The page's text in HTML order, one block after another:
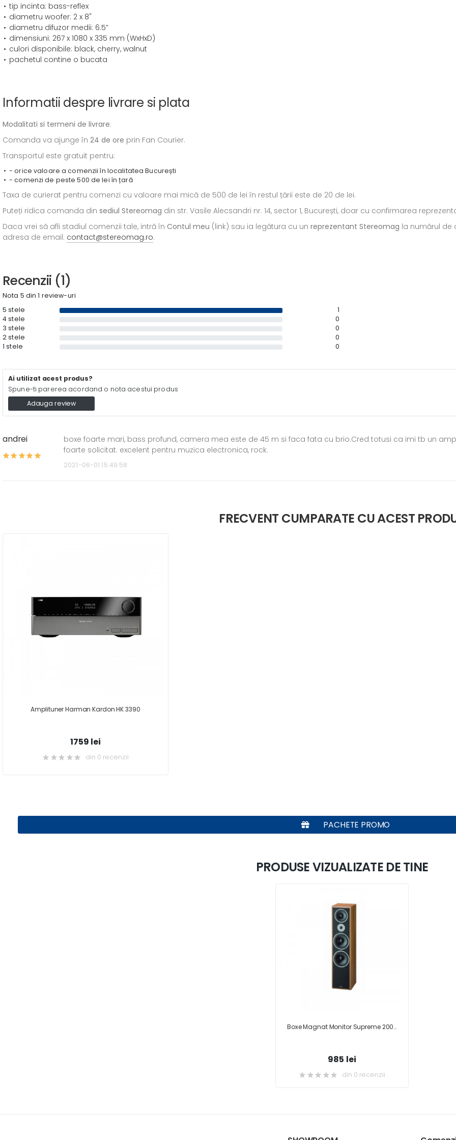
tip incinta: bass-reflex
diametru woofer: 2 x 8"
diametru difuzor medii: 6.5”
dimensiuni: 267 x 1080 x 335 mm (WxHxD)
culori disponibile: black, cherry, walnut
pachetul contine o bucata
Informatii despre livrare si plata
Modalitati si termeni de livrare:
Comanda va ajunge în 24 de ore prin Fan Courier.
Transportul este gratuit pentru:
- orice valoare a comenzii în localitatea București
- comenzi de peste 500 de lei în țară
Taxa de curierat pentru comenzi cu valoare mai mică de 500 de lei în restul țării este de 20 de lei.
Puteți ridica comanda din sediul Stereomag din str. Vasile Alecsandri nr. 14, sector 1, București, doar cu confirmarea
Daca vrei să afli stadiul comenzii tale, intră în Contul meu (link) sau ia legătura cu un reprezentant Stereomag la numărul de
adresa de email: contact@stereomag.ro.
Recenzii (1)
Nota 5 din 1 review-uri
5 stele
1
4 stele
0
3 stele
0
2 stele
0
1 stele
0
Ai utilizat acest produs?
Spune-ti parerea acordand o nota acestui produs
Adauga review
andrei
boxe foarte mari, bass profund, camera mea este de 45 m si faca fata cu brio.Cred totusi ca imi tb un
foarte solicitat. excelent pentru muzica electronica, rock.
2021-06-01 15:49:58
FRECVENT CUMPARATE CU ACEST
Amplituner Harman Kardon HK 3390
1759 lei
din 0 recenzii
PACHETE PROMO
PRODUSE VIZUALIZATE DE TINE
Boxe Magnat Monitor Supreme 2000
985 lei
din 0 recenzii